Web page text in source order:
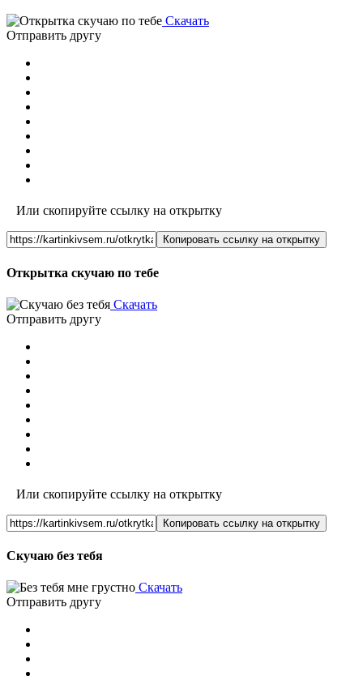
Скачать
Отправить другу
Или скопируйте ссылку на открытку
Копировать ссылку на открытку
Открытка скучаю по тебе
Скачать
Отправить другу
Или скопируйте ссылку на открытку
Копировать ссылку на открытку
Скучаю без тебя
Скачать
Отправить другу